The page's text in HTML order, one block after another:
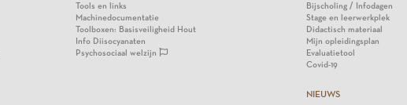
Tools en links
Machinedocumentatie
Toolboxen: Basisveiligheid Hout
Info Diisocyanaten
Psychosociaal welzijn
Bijscholing / Infodagen
Stage en leerwerkplek
Didactisch materiaal
Mijn opleidingsplan
Evaluatietool
Covid-19
NIEUWS